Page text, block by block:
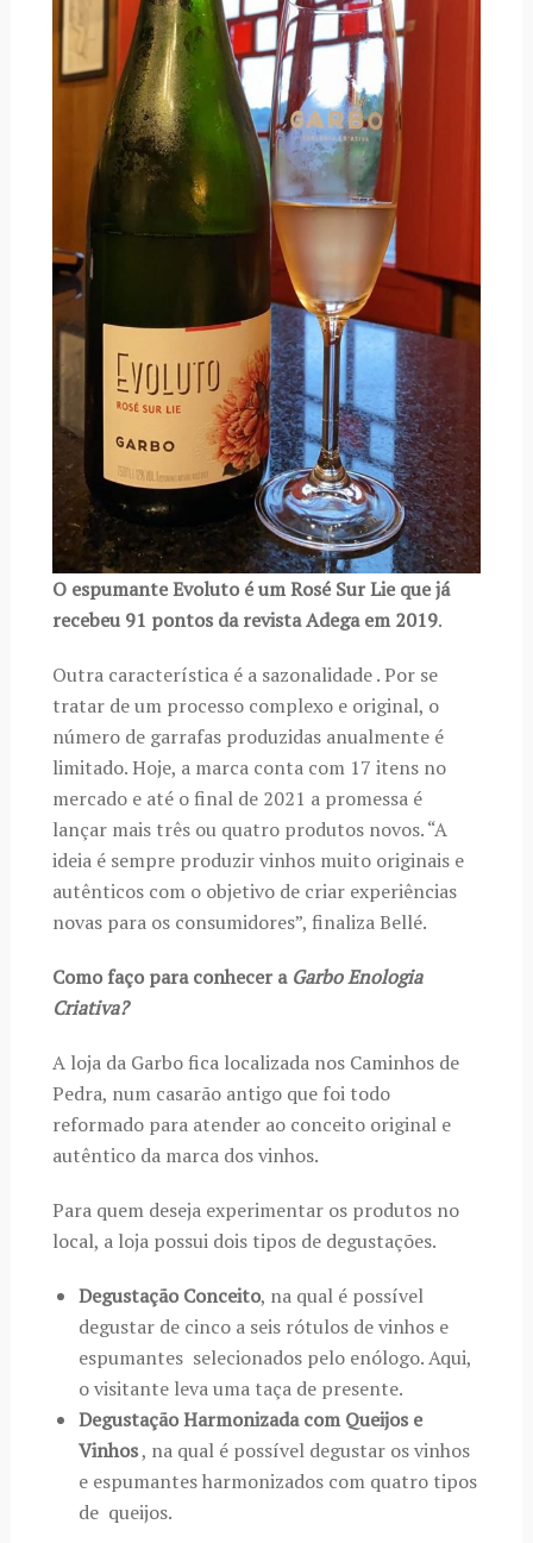
O espumante Evoluto é um Rosé Sur Lie que já
recebeu 91 pontos da revista Adega em 2019.
Outra característica é a sazonalidade . Por se
tratar de um processo complexo e original, o
número de garrafas produzidas anualmente é
limitado. Hoje, a marca conta com 17 itens no
mercado e até o final de 2021 a promessa é
lançar mais três ou quatro produtos novos. “A
ideia é sempre produzir vinhos muito originais e
autênticos com o objetivo de criar experiências
novas para os consumidores”, finaliza Bellé.
Como faço para conhecer a Garbo Enologia
Criativa?
A loja da Garbo fica localizada nos Caminhos de
Pedra, num casarão antigo que foi todo
reformado para atender ao conceito original e
autêntico da marca dos vinhos.
Para quem deseja experimentar os produtos no
local, a loja possui dois tipos de degustações.
Degustação Conceito, na qual é possível
degustar de cinco a seis rótulos de vinhos e
espumantes selecionados pelo enólogo. Aqui,
o visitante leva uma taça de presente.
Degustação Harmonizada com Queijos e
Vinhos, na qual é possível degustar os vinhos
e espumantes harmonizados com quatro tipos
de queijos.